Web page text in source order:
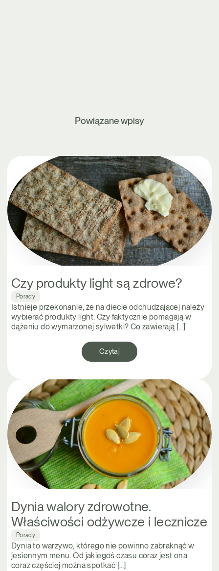
Powiązane wpisy
Czy produkty light są zdrowe?
Porady
Istnieje przekonanie, że na diecie odchudzającej należy
wybierać produkty light. Czy faktycznie pomagają w
dążeniu do wymarzonej sylwetki? Co zawierają […]
Czytaj
Dynia walory zdrowotne.
Właściwości odżywcze i lecznicze
Porady
Dynia to warzywo, którego nie powinno zabraknąć w
jesiennym menu. Od jakiegoś czasu coraz jest ona
coraz częściej można spotkać […]